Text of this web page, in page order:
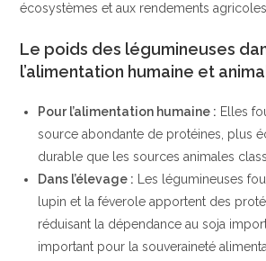
écosystèmes et aux rendements
Le poids des légumineuses
l’alimentation humaine et
Pour l’alimentation humaine : Elles
source abondante de protéines, plus
durable que les sources animales
Dans l’élevage : Les légumineuses
lupin et la féverole apportent des
réduisant la dépendance au soja
important pour la souveraineté